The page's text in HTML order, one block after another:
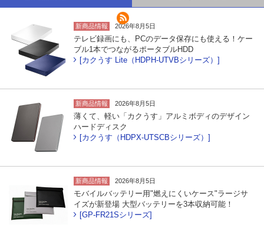
新商品情報 2026年8月5日
テレビ録画にも、PCのデータ保存にも使える！ケー
ブル1本でつながるポータブルHDD
[カクうす Lite（HDPH-UTVBシリーズ）]
新商品情報 2026年8月5日
薄くて、軽い「カクうす」アルミボディのデザイン
ハードディスク
[カクうす（HDPX-UTSCBシリーズ）]
新商品情報 2026年8月5日
モバイルバッテリー用"燃えにくいケース"ラージサ
イズが新登場 大型バッテリーを3本収納可能！
[GP-FR21Sシリーズ]